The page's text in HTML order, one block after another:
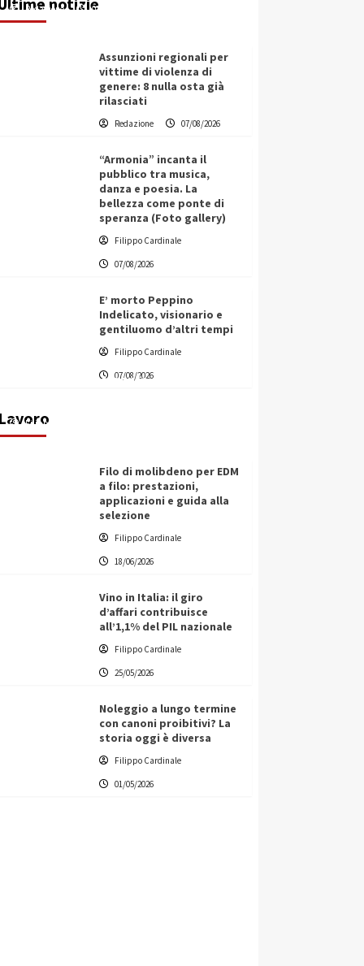
Redazione 07/08/2026
Assunzioni regionali per
vittime di violenza di
genere: 8 nulla osta già
rilasciati
Redazione 07/08/2026
“Armonia” incanta il
pubblico tra musica,
danza e poesia. La
bellezza come ponte di
speranza (Foto gallery)
Filippo Cardinale
07/08/2026
E’ morto Peppino
Indelicato, visionario e
gentiluomo d’altri tempi
Filippo Cardinale
07/08/2026
Lavoro
L’ingegnere saccense Buscarnera
partner chiave di un progetto
transnazionale per la transizione
Filippo Cardinale
Filo di molibdeno per EDM
a filo: prestazioni,
applicazioni e guida alla
selezione
Filippo Cardinale
18/06/2026
Vino in Italia: il giro
d’affari contribuisce
all’1,1% del PIL nazionale
Filippo Cardinale
25/05/2026
Noleggio a lungo termine
con canoni proibitivi? La
storia oggi è diversa
Filippo Cardinale
01/05/2026